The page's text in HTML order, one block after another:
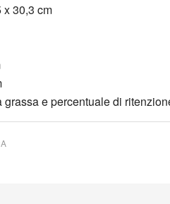
x 30,3 cm
grassa e percentuale di